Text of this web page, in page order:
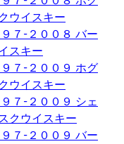
ウイスキー
７-２００８ バー
スキー
７-２００９ ホグ
ウイスキー
７-２００９ シェ
クウイスキー
７-２００９ バー